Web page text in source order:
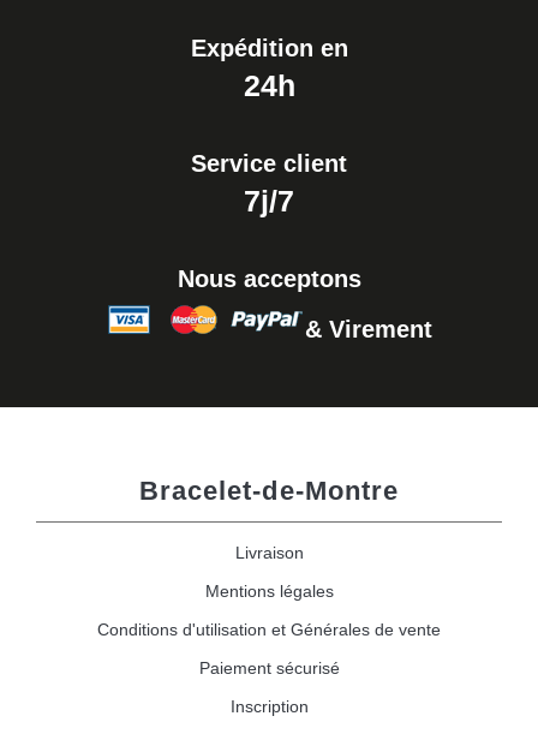
Expédition en
24h
Service client
7j/7
Nous acceptons
& Virement
Bracelet-de-Montre
Livraison
Mentions légales
Conditions d'utilisation et Générales de vente
Paiement sécurisé
Inscription